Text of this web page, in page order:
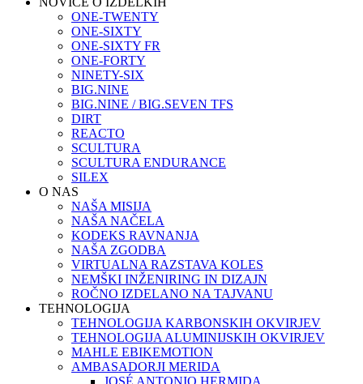
ONE-TWENTY
ONE-SIXTY
ONE-SIXTY FR
ONE-FORTY
NINETY-SIX
BIG.NINE
BIG.NINE / BIG.SEVEN TFS
DIRT
REACTO
SCULTURA
SCULTURA ENDURANCE
SILEX
O NAS
NAŠA MISIJA
NAŠA NAČELA
KODEKS RAVNANJA
NAŠA ZGODBA
VIRTUALNA RAZSTAVA KOLES
NEMŠKI INŽENIRING IN DIZAJN
ROČNO IZDELANO NA TAJVANU
TEHNOLOGIJA
TEHNOLOGIJA KARBONSKIH OKVIRJEV
TEHNOLOGIJA ALUMINIJSKIH OKVIRJEV
MAHLE EBIKEMOTION
AMBASADORJI MERIDA
JOSÉ ANTONIO HERMIDA